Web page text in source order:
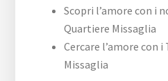
Scopri l’amore con i
Quartiere Missaglia
Cercare l’amore con
Missaglia